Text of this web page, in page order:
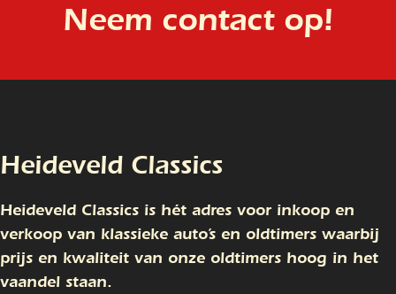
Neem contact op!
Heideveld Classics
Heideveld Classics is hét adres voor inkoop en
verkoop van klassieke auto’s en oldtimers waarbij
prijs en kwaliteit van onze oldtimers hoog in het
vaandel staan.